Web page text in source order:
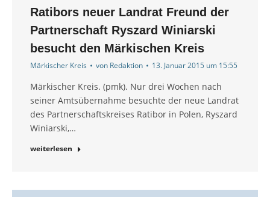
Ratibors neuer Landrat Freund der
Partnerschaft Ryszard Winiarski
besucht den Märkischen Kreis
Märkischer Kreis von Redaktion 13. Januar 2015 um 15:55
Märkischer Kreis. (pmk). Nur drei Wochen nach
seiner Amtsübernahme besuchte der neue Landrat
des Partnerschaftskreises Ratibor in Polen, Ryszard
Winiarski,…
weiterlesen